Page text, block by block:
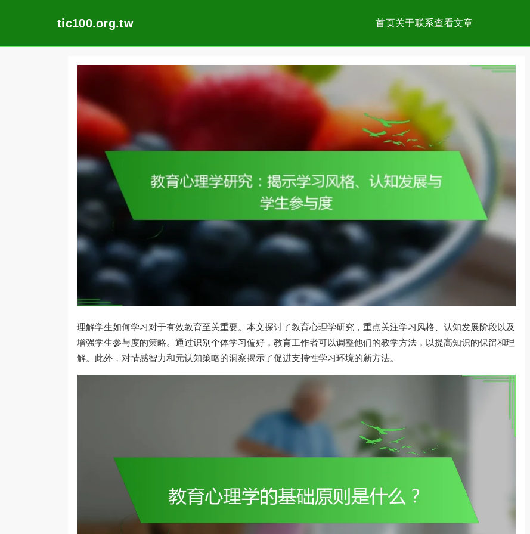
tic100.org.tw 首页关于联系查看文章
理解学生如何学习对于有效教育至关重要。本文探讨了教育心理学研究，重点关注学习风格、认知发展阶段以及
增强学生参与度的策略。通过识别个体学习偏好，教育工作者可以调整他们的教学方法，以提高知识的保留和理
解。此外，对情感智力和元认知策略的洞察揭示了促进支持性学习环境的新方法。